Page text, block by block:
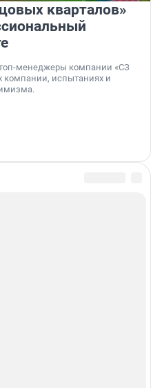
кварталов»
менеджеры компании «СЗ
компании, испытаниях и